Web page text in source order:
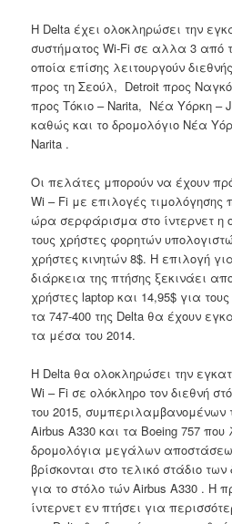
Η Delta έχει ολοκληρώσει την
συστήματος Wi-Fi σε αλλα 3 από
οποία επίσης λειτουργούν
προς τη Σεούλ, Detroit προς
προς Τόκιο – Narita, Νέα Υόρκη –
καθώς και το δρομολόγιο Νέα
Narita .
Οι πελάτες μπορούν να έχουν
Wi – Fi με επιλογές τιμολόγησης
ώρα σερφάρισμα στο ίντερνετ η
τους χρήστες φορητών
χρήστες κινητών 8$. Η επιλογή
διάρκεια της πτήσης ξεκινάει
χρήστες laptop και 14,95$ για
τα 747-400 της Delta θα έχουν
τα μέσα του 2014.
Η Delta θα ολοκληρώσει την
Wi – Fi σε ολόκληρο τον διεθνή
του 2015, συμπεριλαμβανομένων
Airbus A330 και τα Boeing 757 που
δρομολόγια μεγάλων
βρίσκονται στο τελικό στάδιο
για το στόλο τών Airbus A330 . Η
ίντερνετ εν πτήσει για